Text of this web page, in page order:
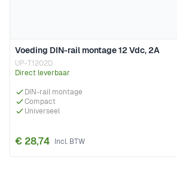
Voeding DIN-rail montage 12 Vdc, 2A
UP-T1202D
Direct leverbaar
DIN-rail montage
Compact
Universeel
€ 28,74